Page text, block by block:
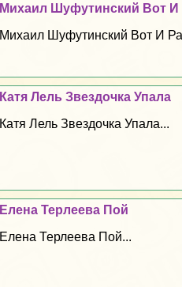
Михаил Шуфутинский Вот И
Михаил Шуфутинский Вот И
Катя Лель Звездочка Упала
Катя Лель Звездочка Упала...
Елена Терлеева Пой
Елена Терлеева Пой...